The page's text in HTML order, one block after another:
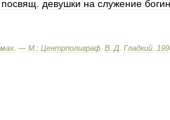
посвящ девушки на служение
. — М : Центрполиграф В Д Гладкий